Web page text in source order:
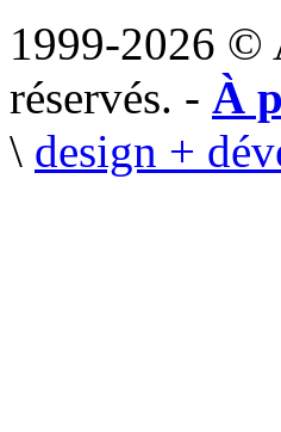
1999-2026 ©
réservés. - À
\ design +